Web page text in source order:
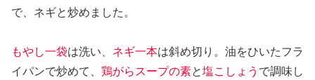
で、ネギと炒めました。
もやし一袋は洗い 、ネギ一本は斜め切り。油をひいたフラ
イパンで炒めて、 鶏がらスープの素と塩こしょう で調味し